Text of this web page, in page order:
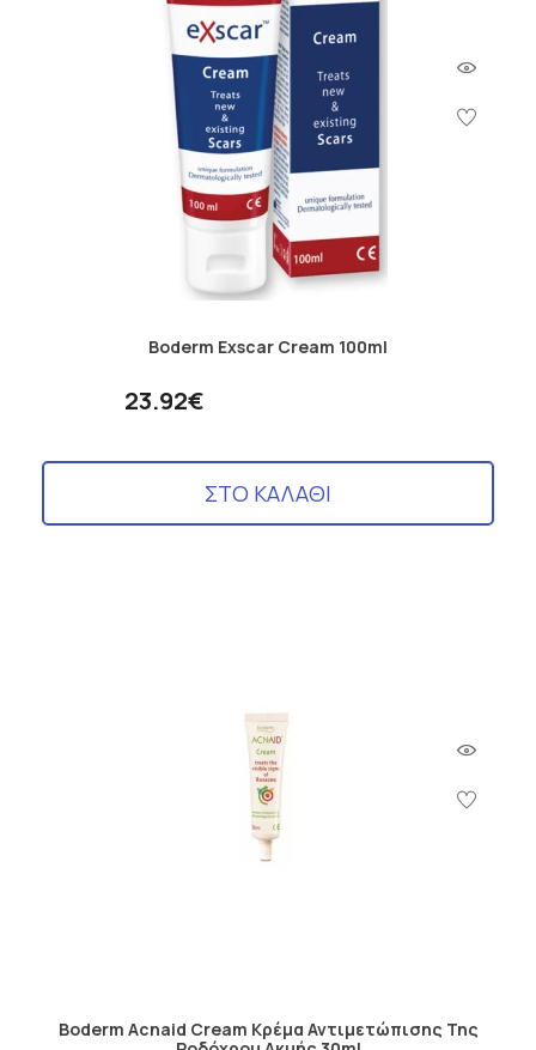
Boderm Exscar Cream 100ml
23.92€
ΣΤΟ ΚΑΛΑΘΙ
Boderm Acnaid Cream Κρέμα Αντιμετώπισης Της